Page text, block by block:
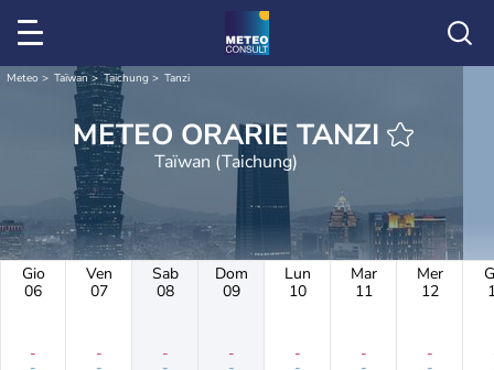
Meteo Taïwan Taichung Tanzi
METEO ORARIE TANZI
Taïwan (Taichung)
Gio
06
-
Ven
07
-
Sab
08
-
Dom
09
-
Lun
10
-
Mar
11
-
Mer
12
-